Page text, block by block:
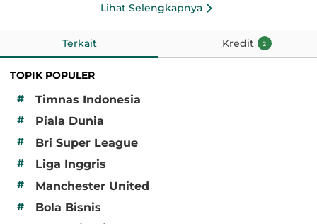
Lihat Selengkapnya
Terkait Kredit 2
TOPIK POPULER
#
Timnas Indonesia
# Piala Dunia
# Bri Super League
# Liga Inggris
# Manchester United
# Bola Bisnis